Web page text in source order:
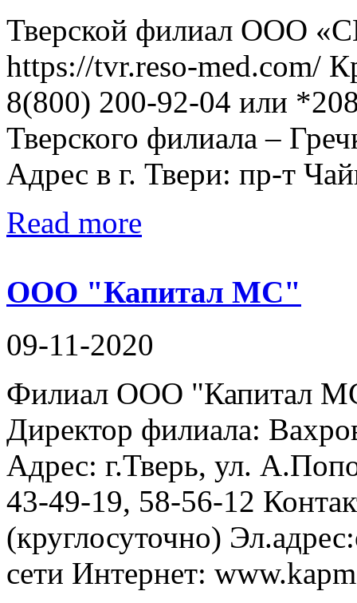
Тверской филиал ООО
https://tvr.reso-med.com/
8(800) 200-92-04 или
Тверского филиала –
Адрес в г. Твери: пр-т
Read more
ООО "Капитал МС"
09-11-2020
Филиал ООО "Капитал
Директор филиала:
Адрес: г.Тверь, ул.
43-49-19, 58-56-12
(круглосуточно)
сети Интернет: